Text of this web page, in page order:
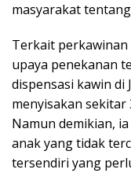
masyarakat
Terkait perkawinan
upaya penekanan
dispensasi kawin di
menyisakan sekitar
Namun demikian,
anak yang tidak
tersendiri yang